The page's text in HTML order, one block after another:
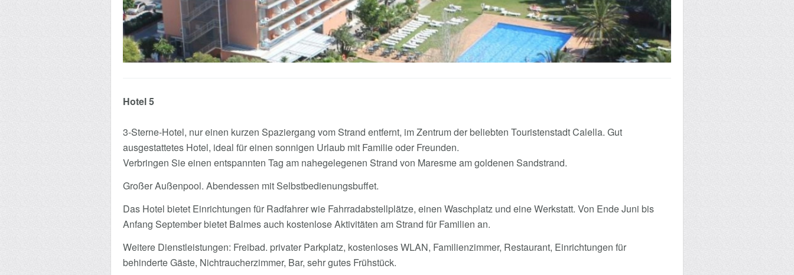
Hotel 5
3-Sterne-Hotel, nur einen kurzen Spaziergang vom Strand entfernt, im Zentrum der beliebten Touristenstadt Calella. Gut
ausgestattetes Hotel, ideal für einen sonnigen Urlaub mit Familie oder Freunden.
Verbringen Sie einen entspannten Tag am nahegelegenen Strand von Maresme am goldenen Sandstrand.
Großer Außenpool. Abendessen mit Selbstbedienungsbuffet.
Das Hotel bietet Einrichtungen für Radfahrer wie Fahrradabstellplätze, einen Waschplatz und eine Werkstatt. Von Ende Juni bis
Anfang September bietet Balmes auch kostenlose Aktivitäten am Strand für Familien an.
Weitere Dienstleistungen: Freibad. privater Parkplatz, kostenloses WLAN, Familienzimmer, Restaurant, Einrichtungen für
behinderte Gäste, Nichtraucherzimmer, Bar, sehr gutes Frühstück.